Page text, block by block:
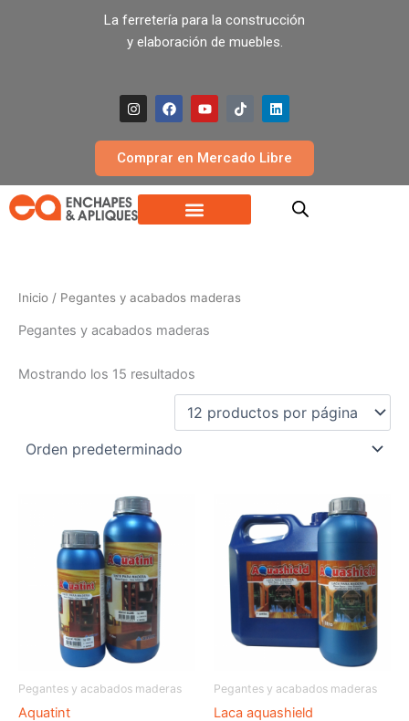
La ferretería para la construcción
y elaboración de muebles.
I
n
t
a
r
a
m
F
a
e
b
o
k
Y
o
t
u
e
T
i
t
o
L
i
k
e
i
Comprar en Mercado Libre
Inicio / Pegantes y acabados maderas
Pegantes y acabados maderas
Mostrando los 15 resultados
Pegantes y acabados maderas
Aquatint
Pegantes y acabados maderas
Laca aquashield